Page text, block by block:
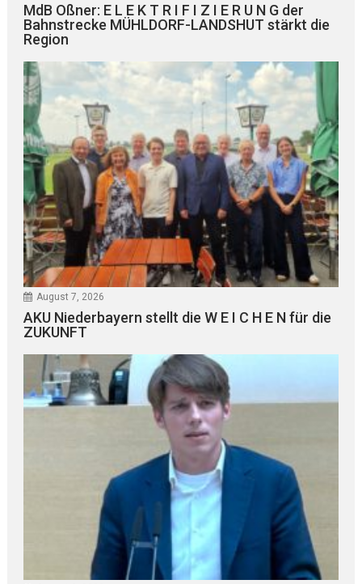
MdB Oßner: E L E K T R I F I Z I E R U N G der
Bahnstrecke MÜHLDORF-LANDSHUT stärkt die
Region
August 7, 2026
AKU Niederbayern stellt die W E I C H E N für die
ZUKUNFT